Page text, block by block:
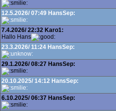
12.5.2026/ 07:49 HansSep:
7.4.2026/ 22:32 Karo1:
Hallo Hans
23.3.2026/ 11:24 HansSep:
29.1.2026/ 08:27 HansSep:
20.10.2025/ 14:12 HansSep:
6.10.2025/ 06:37 HansSep: